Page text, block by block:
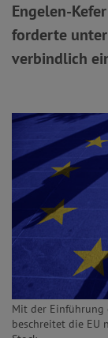
Engelen-
forderte
verbindlich
Mit der Einführung
beschreitet die EU